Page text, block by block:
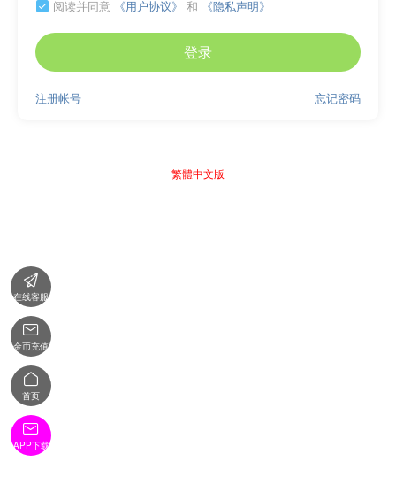
 阅读并同意 《用户协议》 和 《隐私声明》
登录
忘记密码
注册帐号
繁體中文版

在线客服

金币充值

首页

APP下载